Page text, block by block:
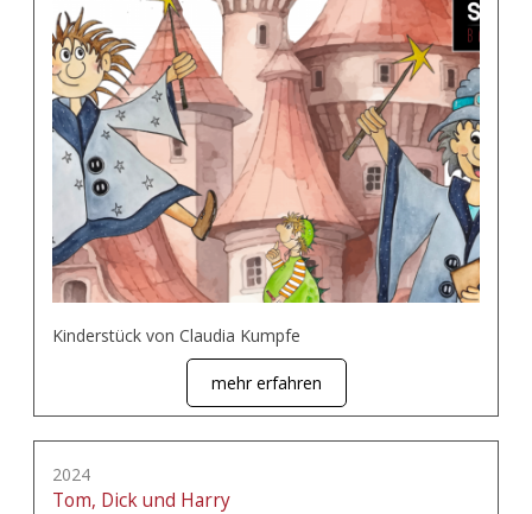
Kinderstück von Claudia Kumpfe
mehr erfahren
2024
Tom, Dick und Harry